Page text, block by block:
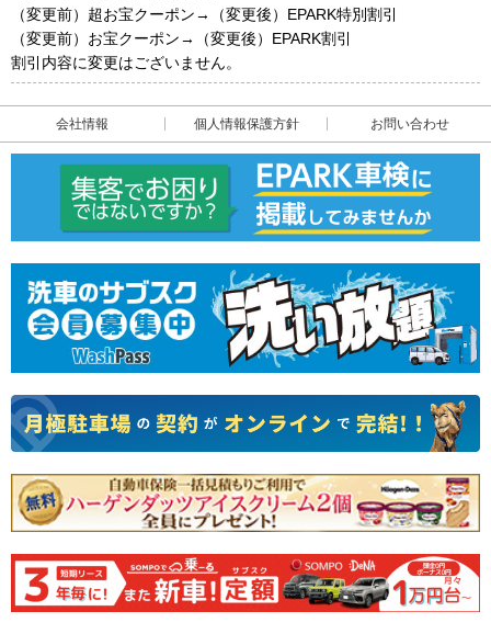
（変更前）超お宝クーポン→（変更後）EPARK特別割引
（変更前）お宝クーポン→（変更後）EPARK割引
割引内容に変更はございません。
会社情報 個人情報保護方針 お問い合わせ